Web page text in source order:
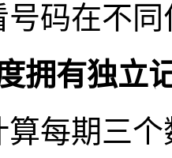
码在不
拥有独立
算每期三